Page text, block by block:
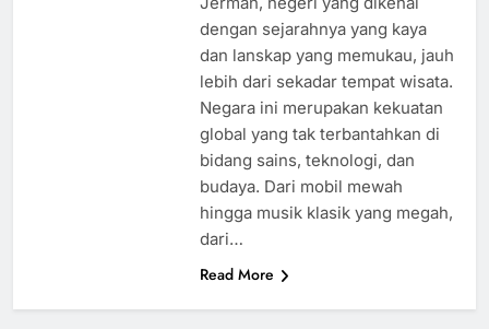
dengan sejarahnya yang kaya
dan lanskap yang memukau, jauh
lebih dari sekadar tempat wisata.
Negara ini merupakan kekuatan
global yang tak terbantahkan di
bidang sains, teknologi, dan
budaya. Dari mobil mewah
hingga musik klasik yang megah,
dari…
Read More